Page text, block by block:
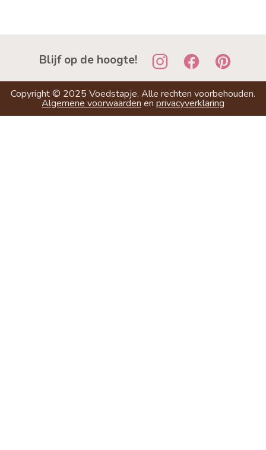
Blijf op de hoogte!
Copyright © 2025 Voedstapje. Alle rechten voorbehouden.
Algemene voorwaarden en privacyverklaring